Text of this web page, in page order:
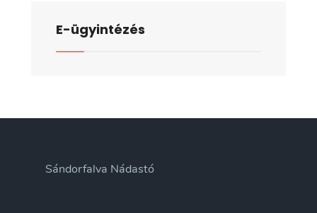
E-ügyintézés
Sándorfalva Nádastó